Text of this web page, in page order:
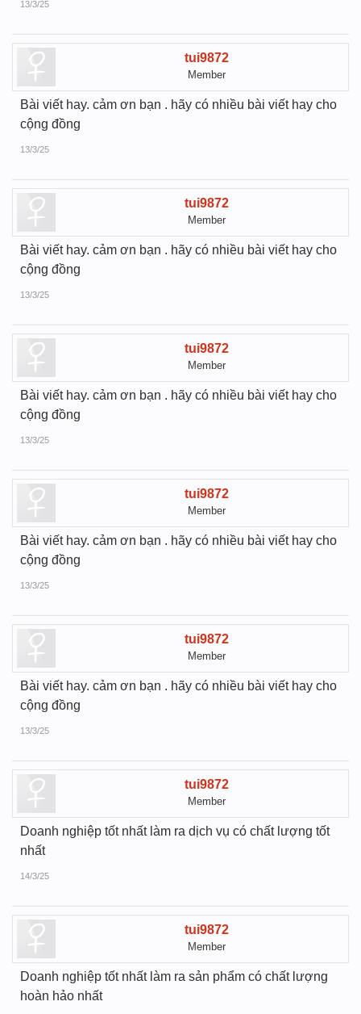
13/3/25
tui9872
Member
Bài viết hay. cảm ơn bạn . hãy có nhiều bài viết hay cho
cộng đồng
13/3/25
tui9872
Member
Bài viết hay. cảm ơn bạn . hãy có nhiều bài viết hay cho
cộng đồng
13/3/25
tui9872
Member
Bài viết hay. cảm ơn bạn . hãy có nhiều bài viết hay cho
cộng đồng
13/3/25
tui9872
Member
Bài viết hay. cảm ơn bạn . hãy có nhiều bài viết hay cho
cộng đồng
13/3/25
tui9872
Member
Bài viết hay. cảm ơn bạn . hãy có nhiều bài viết hay cho
cộng đồng
13/3/25
tui9872
Member
Doanh nghiệp tốt nhất làm ra dịch vụ có chất lượng tốt
nhất
14/3/25
tui9872
Member
Doanh nghiệp tốt nhất làm ra sản phẩm có chất lượng
hoàn hảo nhất